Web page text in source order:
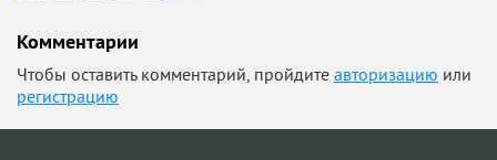
Комментарии
Чтобы оставить комментарий, пройдите авторизацию или
регистрацию